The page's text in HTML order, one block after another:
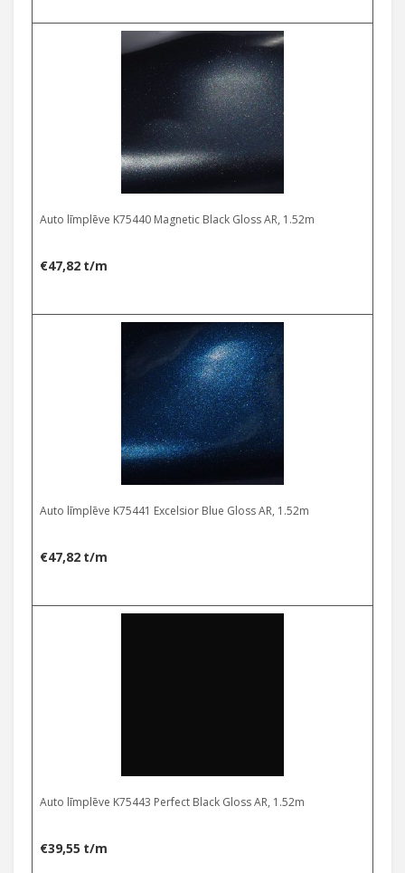
Auto līmplēve K75440 Magnetic Black Gloss AR, 1.52m
€47,82 t/m
Auto līmplēve K75441 Excelsior Blue Gloss AR, 1.52m
€47,82 t/m
Auto līmplēve K75443 Perfect Black Gloss AR, 1.52m
€39,55 t/m